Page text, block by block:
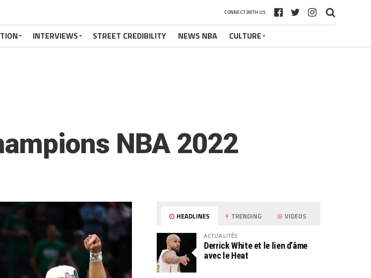
CONNECT WITH US
INTERVIEWS STREET CREDIBILITY NEWS NBA CULTURE
NBA 2022
HEADLINES TRENDING VIDEOS
ACTUALITÉS
Derrick White et le lien d’âme
avec le Heat